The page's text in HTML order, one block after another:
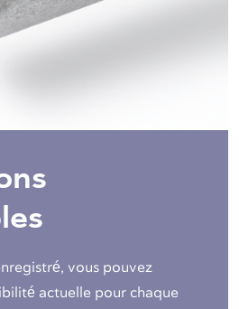
vous pouvez
actuelle pour chaque